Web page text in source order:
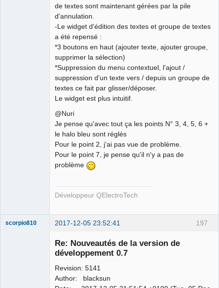
de textes sont maintenant gérées par la pile
d'annulation.
-Le widget d'édition des textes et groupe de textes
a été repensé :
*3 boutons en haut (ajouter texte, ajouter groupe,
supprimer la sélection)
*Suppression du menu contextuel, l'ajout /
suppression d'un texte vers / depuis un groupe de
textes ce fait par glisser/déposer.
Le widget est plus intuitif.
@Nuri
Je pense qu'avec tout ça les points N° 3, 4, 5, 6 +
le halo bleu sont réglés
Pour le point 2, j'ai pas vue de problème.
Pour le point 7, je pense qu'il n'y a pas de
problème
Développeur QElectroTech
197
scorpio810 2017-12-05 23:52:41
Re: Nouveautés de la version de
développement 0.7
Revision: 5141
Author: blacksun